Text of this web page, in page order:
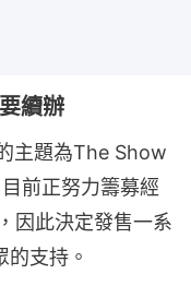
續辦
主題為The Show
前正努力籌募經
因此決定發售一系
支持。